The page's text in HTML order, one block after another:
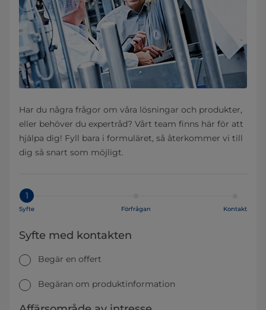
Har du några frågor om våra lösningar och produkter,
eller behöver du expertråd? Vårt team finns här för att
hjälpa dig! Fyll bara i formuläret, så återkommer vi till
dig så snart som möjligt.
1
Syfte Förfrågan Kontakt
Syfte med kontakten
Begär en offert
Begäran om produktinformation